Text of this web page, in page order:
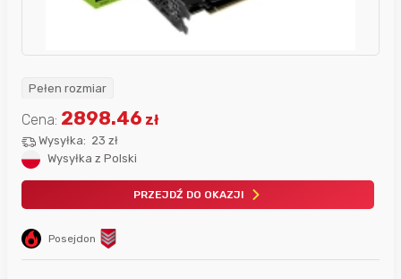
Pełen rozmiar
Posejdon
Cena: 2898.46 zł
Wysyłka: 23 zł
Wysyłka z Polski
PRZEJDŹ DO OKAZJI